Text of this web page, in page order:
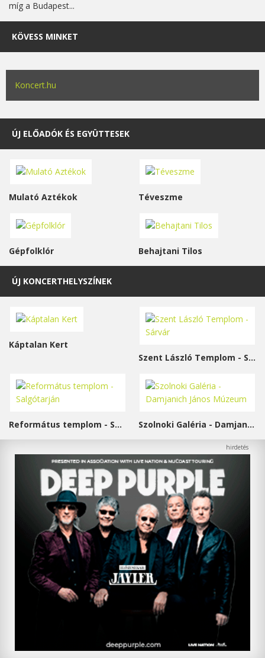
míg a Budapest...
KÖVESS MINKET
Koncert.hu
ÚJ ELŐADÓK ÉS EGYÜTTESEK
Mulató Aztékok Téveszme
Gépfolklór Behajtani Tilos
ÚJ KONCERTHELYSZÍNEK
Káptalan Kert
Szent László Templom - Sárvár
Református templom - Salgótarján Szolnoki Galéria - Damjanich János Múzeum